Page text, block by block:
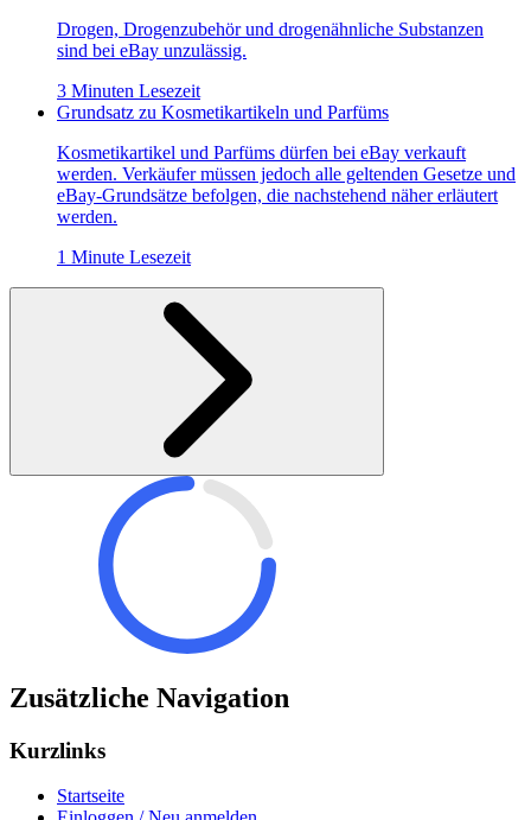
Drogen, Drogenzubehör und drogenähnliche Substanzen
sind bei eBay unzulässig.
3 Minuten Lesezeit
Grundsatz zu Kosmetikartikeln und Parfüms
Kosmetikartikel und Parfüms dürfen bei eBay verkauft
werden. Verkäufer müssen jedoch alle geltenden Gesetze und
eBay-Grundsätze befolgen, die nachstehend näher erläutert
werden.
1 Minute Lesezeit
Zusätzliche Navigation
Kurzlinks
Startseite